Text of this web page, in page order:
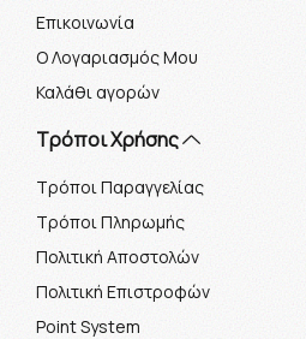
Επικοινωνία
Ο Λογαριασμός Μου
Καλάθι αγορών
Τρόποι Χρήσης
Τρόποι Παραγγελίας
Τρόποι Πληρωμής
Πολιτική Αποστολών
Πολιτική Επιστροφών
Point System